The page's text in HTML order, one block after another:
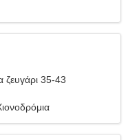
ζευγάρι 35-43